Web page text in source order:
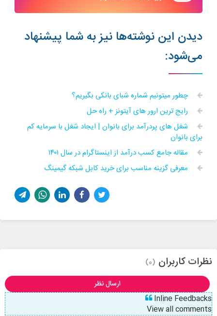
دیدن این نوشته‌ها نیز به شما پیشنهاد
می‌شود:
چطور میتونیم شماره شبای بانکی بگیریم؟
رایج ترین ارور های آیتونز + راه حل
شغل های پردرآمد برای بانوان | ایجاد شغل با سرمایه کم
برای بانوان
مقاله جامع کسب درآمد از اینستاگرام در سال ۱۴۰۱
معرفی گزینه مناسب برای خرید کابل شبکه گیمینگ
نظرات کاربران (0)
ارسال نظر
Inline Feedbacks
View all comments